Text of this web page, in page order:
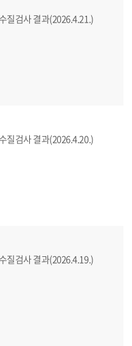
질검사 결과(2026.4.21.)
질검사 결과(2026.4.20.)
질검사 결과(2026.4.19.)